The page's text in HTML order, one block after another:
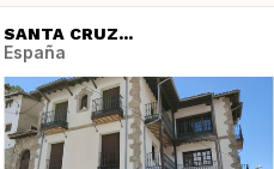
SANTA CRUZ...
España